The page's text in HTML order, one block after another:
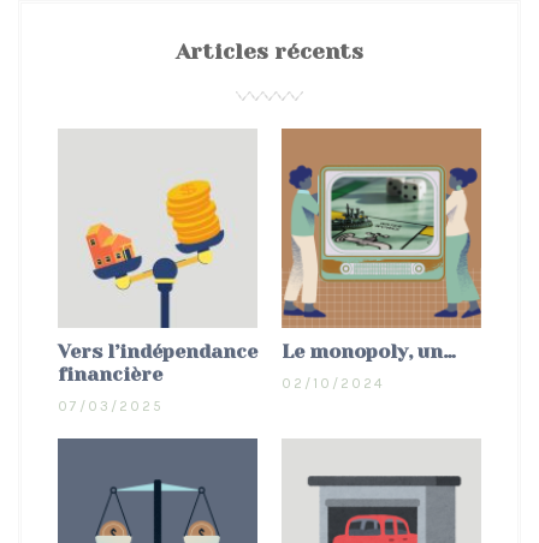
Articles récents
Vers l’indépendance
financière
07/03/2025
Le monopoly, un…
02/10/2024